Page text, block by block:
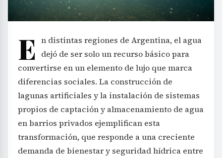
E n distintas regiones de Argentina, el agua
dejó de ser solo un recurso básico para
convertirse en un elemento de lujo que marca
diferencias sociales. La construcción de
lagunas artificiales y la instalación de sistemas
propios de captación y almacenamiento de agua
en barrios privados ejemplifican esta
transformación, que responde a una creciente
demanda de bienestar y seguridad hídrica entre